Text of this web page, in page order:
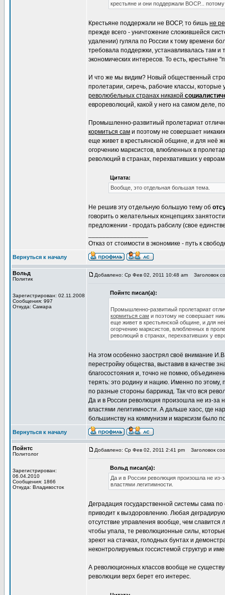
крестьяне и они поддержали ВОСР...
Крестьяне поддержали не ВОСР, то бишь не
прежде всего - уничтожение сложившейся
удалении) гуляла по России к тому времени
требовала поддержки, устанавливалась там и
экономических интересов. То есть,
И что же мы видим? Новый общественный
пролетарии, сиречь, рабочие классы, которые
революбельных странах никакой
еврореволюций, какой у него на самом деле,
Промышленно-развитиый пролетариат
кормиться сам и поэтому не совершает
еще живет в крестьянской общине, и для неё
огорчению марксистов, влюбленных в
революций в странах, перехвативших у
Цитата:
Вообще, это отдельная большая тема.
Не решив эту отдельную большую тему об
говорить о желательных концепциях
предложении - продать рабсилу (свое
Отказ от стоимости в экономике - путь к
Вернуться к началу
Вольд
Политик
Зарегистрирован: 02.11.2008
Сообщения: 997
Откуда: Самара
Добавлено: Ср Фев 02, 2011 10:48 am Заголовок
Пойнтс писал(а):
Промышленно-развитиый пролетариат
кормиться сам и поэтому не совершает
еще живет в крестьянской общине, и для
огорчению марксистов, влюбленных в
революций в странах, перехвативших у
На этом особенно заострял своё внимание
перестройку общества, выставив в качестве
благосостояния и, точно не помню,
терять: это родину и нацию. Именно по
по разные стороны баррикад. Так что вся
Да и в России революция произошла не из-за
властями легитимности. А дальше хаос, где
большинству на коммунизм и марксизм было
Вернуться к началу
Пойнтс
Политолог
Зарегистрирован:
06.04.2010
Сообщения: 1866
Откуда: Владивосток
Добавлено: Ср Фев 02, 2011 2:41 pm Заголовок
Вольд писал(а):
Да и в России революция произошла не из-
властями легитимности.
Деградация государственной системы сама
приводит к выздоровлению. Любая
отсутствие управления вообще, чем
чтобы упала, те революционные силы,
зреют на стачках, голодных бунтах и
неконтролируемых госсистемой структур и
А революционных классов вообще не
революции верх берет его интерес.